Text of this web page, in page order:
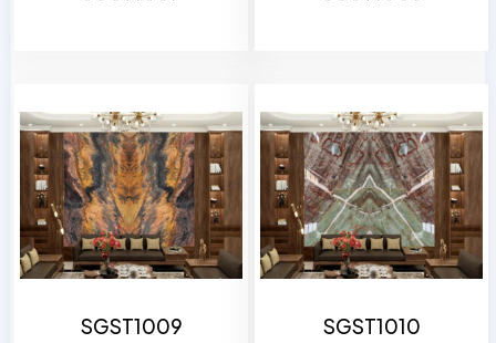
SGST1009 SGST1010